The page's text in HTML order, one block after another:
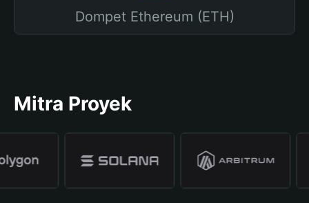
Dompet Ethereum (ETH)
Mitra Proyek